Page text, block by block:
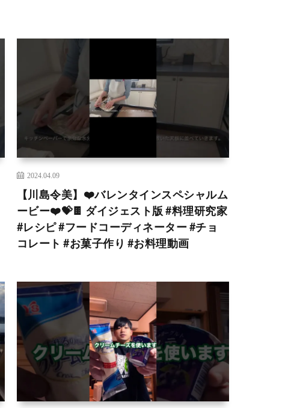
2024.04.09
【川島令美】❤️バレンタインスペシャルム
ービー❤️💝🍫 ダイジェスト版 #料理研究家
#レシピ #フードコーディネーター #チョ
コレート #お菓子作り #お料理動画